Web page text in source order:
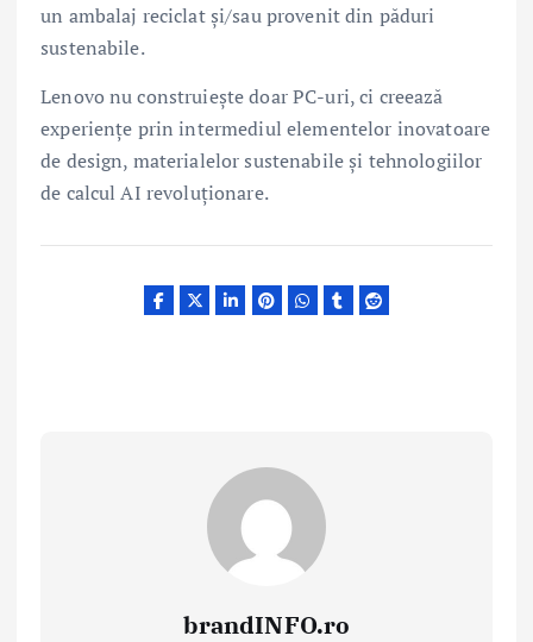
un ambalaj reciclat și/sau provenit din păduri
sustenabile.
Lenovo nu construiește doar PC-uri, ci creează
experiențe prin intermediul elementelor inovatoare
de design, materialelor sustenabile și tehnologiilor
de calcul AI revoluționare.
brandINFO.ro